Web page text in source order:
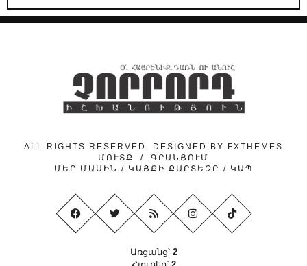
ALL RIGHTS RESERVED. DESIGNED BY
FXTHEMES
ՄՈՒՏՔ
/ ԳՐԱՆՑՈՒՄ
ՄԵՐ ՄԱՍԻՆ / ԿԱՅՔԻ ՔԱՐՏԵԶԸ / ԿԱՊ
Առցանց՝ 2